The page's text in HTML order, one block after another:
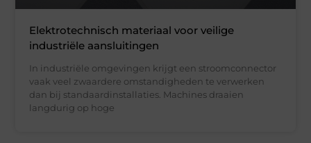
Elektrotechnisch materiaal voor veilige
industriële aansluitingen
In industriële omgevingen krijgt een stroomconnector
vaak veel zwaardere omstandigheden te verwerken
dan bij standaardinstallaties. Machines draaien
langdurig op hoge